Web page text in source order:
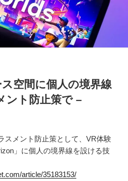
空間に個人の境界線
ント防止策で –
スメント防止策として、VR体験
」に個人の境界線を設ける技
article/35183153/